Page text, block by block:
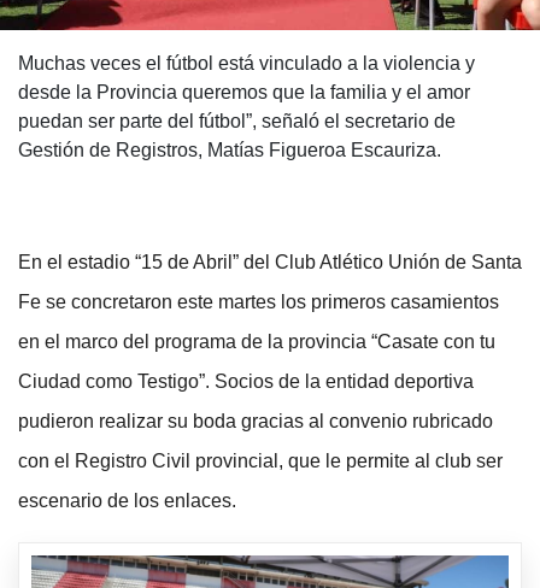
Muchas veces el fútbol está vinculado a la violencia y
desde la Provincia queremos que la familia y el amor
puedan ser parte del fútbol”, señaló el secretario de
Gestión de Registros, Matías Figueroa Escauriza.
En el estadio “15 de Abril” del Club Atlético Unión de Santa
Fe se concretaron este martes los primeros casamientos
en el marco del programa de la provincia “Casate con tu
Ciudad como Testigo”. Socios de la entidad deportiva
pudieron realizar su boda gracias al convenio rubricado
con el Registro Civil provincial, que le permite al club ser
escenario de los enlaces.